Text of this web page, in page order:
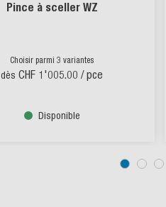
Pince à sceller WZ
Choisir parmi 3 variantes
dès CHF 1'005.00 / pce
Disponible